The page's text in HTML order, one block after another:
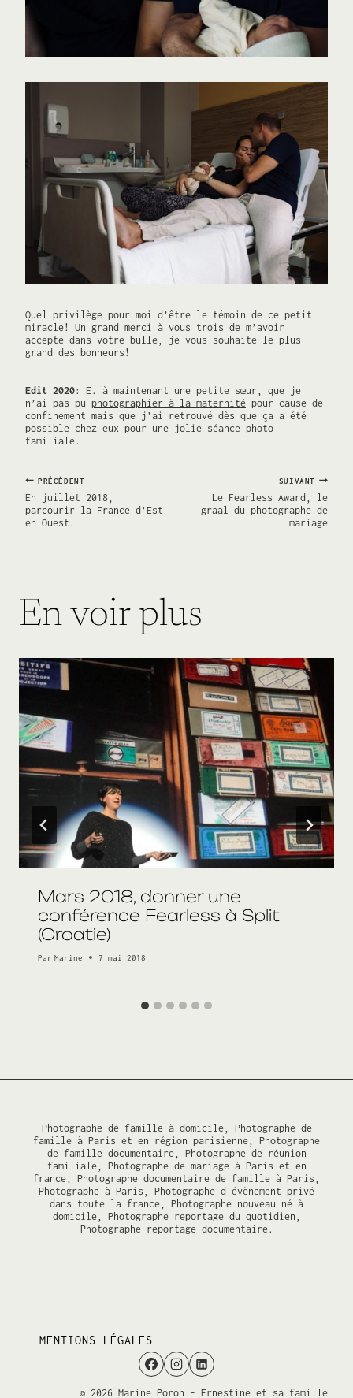
Quel privilège pour moi d’être le témoin de ce petit
miracle! Un grand merci à vous trois de m’avoir
accepté dans votre bulle, je vous souhaite le plus
grand des bonheurs!
Edit 2020: E. à maintenant une petite sœur, que je
n’ai pas pu photographier à la maternité pour cause de
confinement mais que j’ai retrouvé dès que ça a été
possible chez eux pour une jolie séance photo
familiale.
Navigation
de
PRÉCÉDENT
En juillet 2018,
parcourir la France d’Est
en Ouest.
SUIVANT
Le Fearless Award, le
graal du photographe de
mariage
En voir plus
Mars 2018, donner une
conférence Fearless à Split
(Croatie)
Par Marine 7 mai 2018
Photographe de famille à domicile, Photographe de
famille à Paris et en région parisienne, Photographe
de famille documentaire, Photographe de réunion
familiale, Photographe de mariage à Paris et en
france, Photographe documentaire de famille à Paris,
Photographe à Paris, Photographe d'évènement privé
dans toute la france, Photographe nouveau né à
domicile, Photographe reportage du quotidien,
Photographe reportage documentaire.
MENTIONS LÉGALES
© 2026 Marine Poron - Ernestine et sa famille